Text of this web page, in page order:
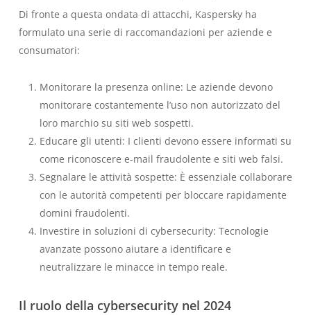
Di fronte a questa ondata di attacchi, Kaspersky ha
formulato una serie di raccomandazioni per aziende e
consumatori:
Monitorare la presenza online: Le aziende devono
monitorare costantemente l’uso non autorizzato del
loro marchio su siti web sospetti.
Educare gli utenti: I clienti devono essere informati su
come riconoscere e-mail fraudolente e siti web falsi.
Segnalare le attività sospette: È essenziale collaborare
con le autorità competenti per bloccare rapidamente
domini fraudolenti.
Investire in soluzioni di cybersecurity: Tecnologie
avanzate possono aiutare a identificare e
neutralizzare le minacce in tempo reale.
Il ruolo della cybersecurity nel 2024